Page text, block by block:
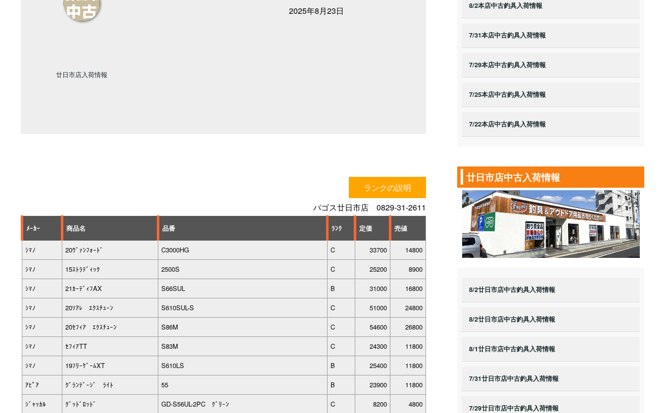
廿日市店入荷情報
2025年8月23日
ランクの説明
パゴス廿日市店 0829-31-2611
ﾒｰｶｰ 商品名 品番 ﾗﾝｸ 定価 売値
ｼﾏﾉ 20ｳﾞｧﾝﾌｫｰﾄﾞ C3000HG C 33700 14800
ｼﾏﾉ 15ｽﾄﾗﾃﾞｨｯｸ 2500S C 25200 8900
ｼﾏﾉ 21ｶｰﾃﾞｨﾌAX S66SUL B 31000 16800
ｼﾏﾉ 20ｿｱﾚ ｴｸｽﾁｭｰﾝ S610SUL-S C 51000 24800
ｼﾏﾉ 20ｾﾌｨｱ ｴｸｽﾁｭｰﾝ S86M C 54600 26800
ｼﾏﾉ ｾﾌｨｱTT S83M C 24300 11800
ｼﾏﾉ 19ﾌﾘｰｹﾞｰﾑXT S610LS B 25400 11800
ｱﾋﾟｱ ｸﾞﾗﾝﾃﾞｰｼﾞ ﾗｲﾄ 55 B 23900 11800
ｼﾞｬｯｶﾙ ｸﾞｯﾄﾞﾛｯﾄﾞ GD-S56UL-2PC ｸﾞﾘｰﾝ C 8200 4800
8/2本店中古釣具入荷情報
7/31本店中古釣具入荷情報
7/29本店中古釣具入荷情報
7/25本店中古釣具入荷情報
7/22本店中古釣具入荷情報
廿日市店中古入荷情報
8/2廿日市店中古釣具入荷情報
8/2廿日市店中古釣具入荷情報
8/1廿日市店中古釣具入荷情報
7/31廿日市店中古釣具入荷情報
7/29廿日市店中古釣具入荷情報